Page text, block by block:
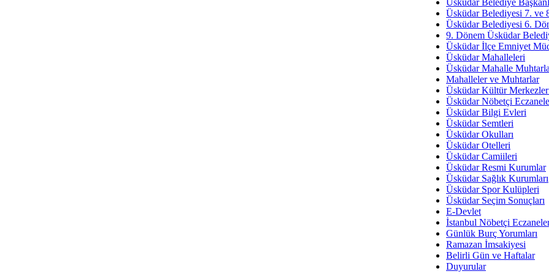
İmar Sorunlarının Genel
Arakan
Bayramın
Ruhsal
Üsküdar
Üsküdar Belediye
Üsküdar Belediyesi 7. ve
Üsküdar Belediyesi 6.
9. Dönem Üsküdar
Üsküdar İlçe Emniyet
Üsküdar Mahalleleri
Üsküdar Mahalle
Mahalleler ve Muhtarlar
Üsküdar Kültür
Üsküdar Nöbetçi
Üsküdar Bilgi Evleri
Üsküdar Semtleri
Üsküdar Okulları
Üsküdar Otelleri
Üsküdar Camiileri
Üsküdar Resmi Kurumlar
Üsküdar Sağlık Kurumları
Üsküdar Spor Kulüpleri
Üsküdar Seçim Sonuçları
E-Devlet
İstanbul Nöbetçi
Günlük Burç Yorumları
Ramazan İmsakiyesi
Belirli Gün ve Haftalar
Duyurular